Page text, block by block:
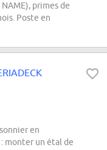
primes de
Poste en
en
: monter un étal de